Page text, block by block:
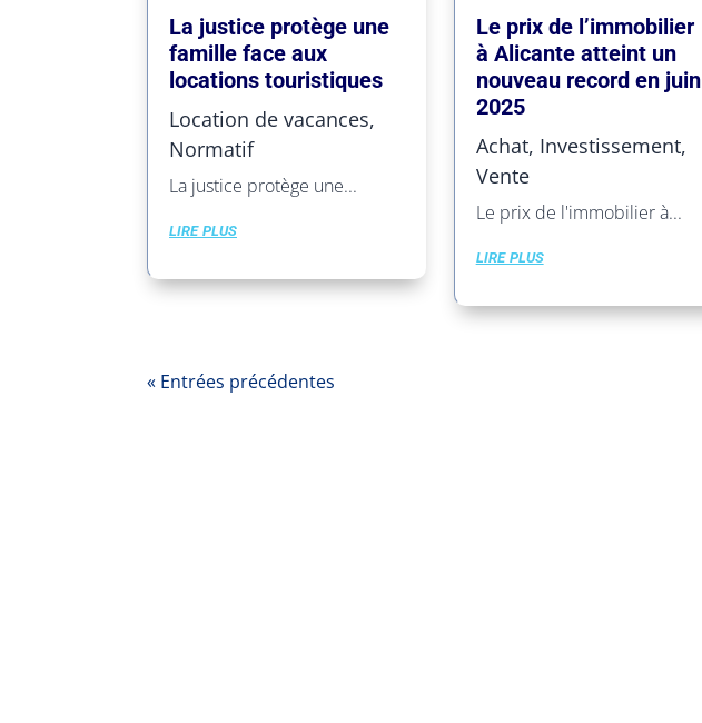
La justice protège une
famille face aux
locations touristiques
Location de vacances,
Normatif
La justice protège une...
lire plus
Le prix de l’immobilier
à Alicante atteint un
nouveau record en juin
2025
Achat, Investissement,
Vente
Le prix de l'immobilier à...
lire plus
« Entrées précédentes